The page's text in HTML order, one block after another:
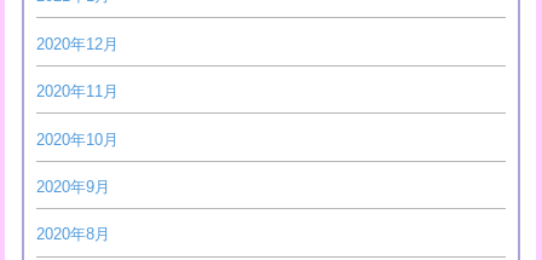
2020年12月
2020年11月
2020年10月
2020年9月
2020年8月